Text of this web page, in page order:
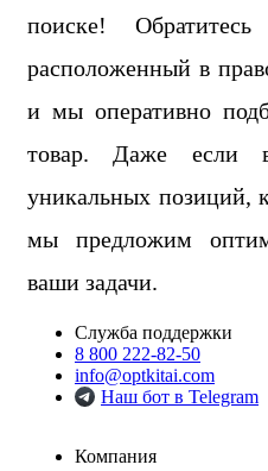
поиске!
расположенный в
и мы оперативно
товар. Даже если
уникальных позиций,
мы предложим
ваши задачи.
Служба поддержки
8 800 222-82-50
info@optkitai.com
Наш бот в Telegram
Компания